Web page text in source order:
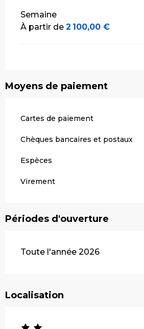
Semaine
À partir de 2 100,00 €
Moyens de paiement
Cartes de paiement
Chèques bancaires et postaux
Espèces
Virement
Périodes d'ouverture
Toute l'année 2026
Localisation